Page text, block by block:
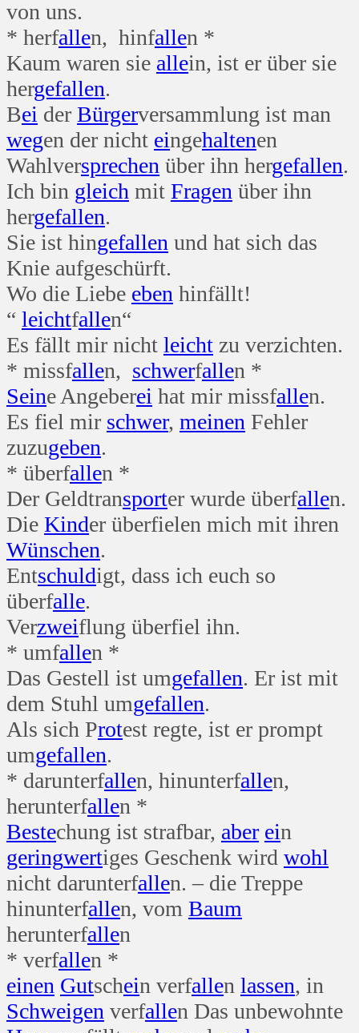
von uns.
* herfallen, hinfallen *
Kaum waren sie allein, ist er über sie
hergefallen.
Bei der Bürgerversammlung ist man
wegen der nicht eingehaltenen
Wahlversprechen über ihn hergefallen.
Ich bin gleich mit Fragen über ihn
hergefallen.
Sie ist hingefallen und hat sich das
Knie aufgeschürft.
Wo die Liebe eben hinfällt!
“ leichtfallen“
Es fällt mir nicht leicht zu verzichten.
* missfallen, schwerfallen *
Seine Angeberei hat mir missfallen.
Es fiel mir schwer, meinen Fehler
zuzugeben.
* überfallen *
Der Geldtransporter wurde überfallen.
Die Kinder überfielen mich mit ihren
Wünschen.
Entschuldigt, dass ich euch so
überfalle.
Verzweiflung überfiel ihn.
* umfallen *
Das Gestell ist umgefallen. Er ist mit
dem Stuhl umgefallen.
Als sich Protest regte, ist er prompt
umgefallen.
* darunterfallen, hinunterfallen,
herunterfallen *
Bestechung ist strafbar, aber ein
geringwertiges Geschenk wird wohl
nicht darunterfallen. – die Treppe
hinunterfallen, vom Baum
herunterfallen
* verfallen *
einen Gutschein verfallen lassen, in
Schweigen verfallen Das unbewohnte